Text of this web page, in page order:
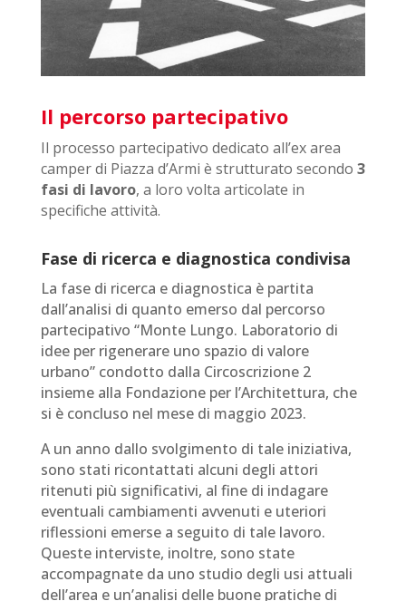
Il percorso partecipativo
Il processo partecipativo dedicato all’ex area
camper di Piazza d’Armi è strutturato secondo 3
fasi di lavoro, a loro volta articolate in
specifiche attività.
Fase di ricerca e diagnostica condivisa
La fase di ricerca e diagnostica è partita
dall’analisi di quanto emerso dal percorso
partecipativo “Monte Lungo. Laboratorio di
idee per rigenerare uno spazio di valore
urbano” condotto dalla Circoscrizione 2
insieme alla Fondazione per l’Architettura, che
si è concluso nel mese di maggio 2023.
A un anno dallo svolgimento di tale iniziativa,
sono stati ricontattati alcuni degli attori
ritenuti più significativi, al fine di indagare
eventuali cambiamenti avvenuti e uteriori
riflessioni emerse a seguito di tale lavoro.
Queste interviste, inoltre, sono state
accompagnate da uno studio degli usi attuali
dell’area e un’analisi delle buone pratiche di